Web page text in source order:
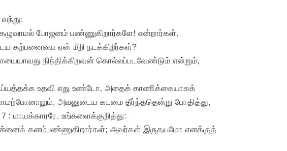
வந்து:
போஜனம் பண்ணுகிறார்களே! என்றார்கள்.
கற்பனையை ஏன் மீறி நடக்கிறீர்கள்?
நிந்திக்கிறவன் கொல்லப்படவேண்டும் என்றும்,
உதவி எது உண்டோ, அதைக் காணிக்கையாகக்
அவனுடைய கடமை தீர்ந்ததென்று போதித்து,
7 : மாயக்காரரே, உங்களைக்குறித்து:
கனம்பண்ணுகிறார்கள்; அவர்கள் இருதயமோ எனக்குத்